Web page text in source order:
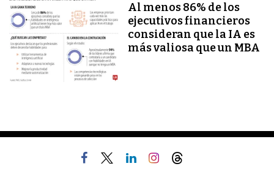
Al menos 86% de los
ejecutivos financieros
consideran que la IA es
más valiosa que un MBA